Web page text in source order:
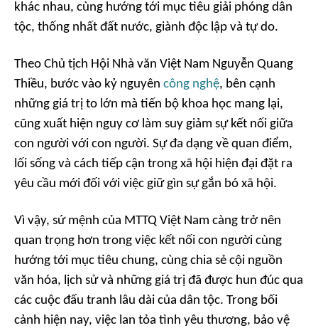
khác nhau, cùng hướng tới mục tiêu giải phóng dân
tộc, thống nhất đất nước, giành độc lập và tự do.
Theo Chủ tịch Hội Nhà văn Việt Nam Nguyễn Quang
Thiều, bước vào kỷ nguyên công nghệ, bên cạnh
những giá trị to lớn mà tiến bộ khoa học mang lại,
cũng xuất hiện nguy cơ làm suy giảm sự kết nối giữa
con người với con người. Sự đa dạng về quan điểm,
lối sống và cách tiếp cận trong xã hội hiện đại đặt ra
yêu cầu mới đối với việc giữ gìn sự gắn bó xã hội.
Vì vậy, sứ mệnh của MTTQ Việt Nam càng trở nên
quan trọng hơn trong việc kết nối con người cùng
hướng tới mục tiêu chung, cùng chia sẻ cội nguồn
văn hóa, lịch sử và những giá trị đã được hun đúc qua
các cuộc đấu tranh lâu dài của dân tộc. Trong bối
cảnh hiện nay, việc lan tỏa tình yêu thương, bảo vệ